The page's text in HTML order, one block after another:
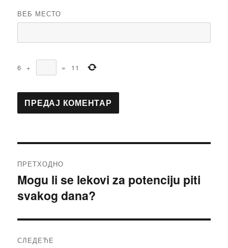
ВЕБ МЕСТО
6 + = 11
чланка
ПРЕТХОДНО
Претходни
чланак:
Mogu li se lekovi za potenciju piti
svakog dana?
СЛЕДЕЋЕ